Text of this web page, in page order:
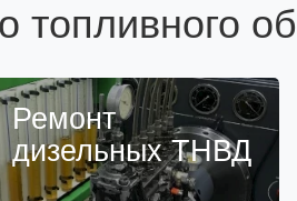
топливного
Ремонт
дизельных ТНВД